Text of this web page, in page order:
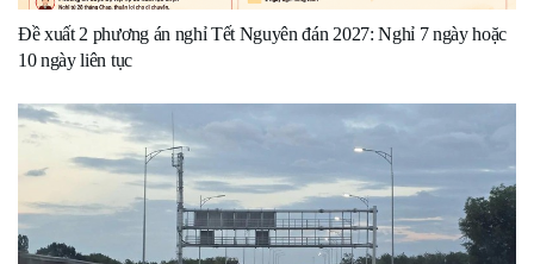
Đề xuất 2 phương án nghỉ Tết Nguyên đán 2027: Nghỉ 7 ngày hoặc
10 ngày liên tục